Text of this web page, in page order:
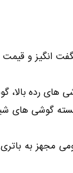
و قیمت
های رده
گوشی های
مجهز به